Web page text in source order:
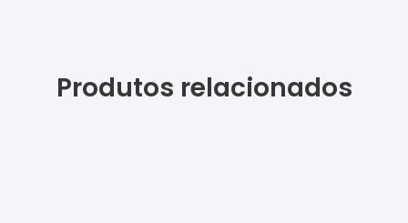
Produtos relacionados